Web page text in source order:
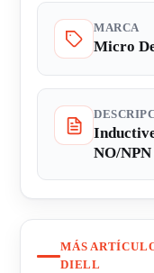
MARCA
Micro
NO/
MÁS
DIELL